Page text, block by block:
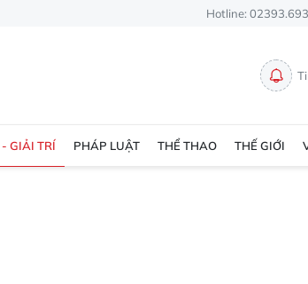
Hotline:
GIẢI TRÍ PHÁP LUẬT THỂ THAO THẾ GIỚI